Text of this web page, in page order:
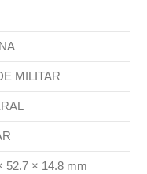
MILITAR
52.7 × 14.8 mm